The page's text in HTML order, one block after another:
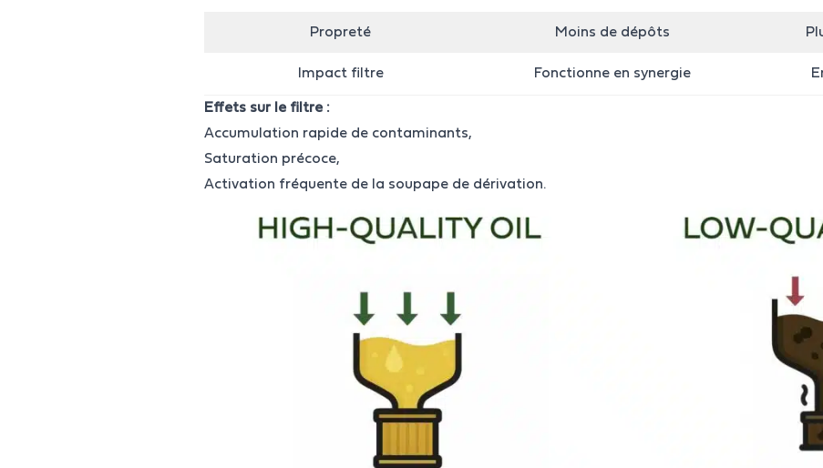
Propreté Moins de dépôts
Impact filtre Fonctionne en synergie
Effets sur le filtre :
Accumulation rapide de contaminants,
Saturation précoce,
Activation fréquente de la soupape de dérivation.